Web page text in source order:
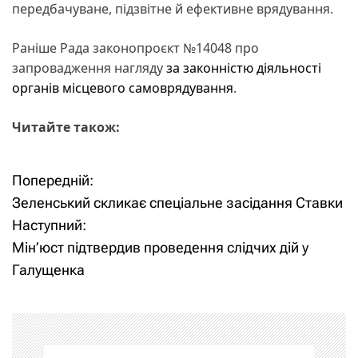
передбачуване, підзвітне й ефективне врядування.
Раніше Рада законопроєкт №14048 про
запровадження наглядуза законністю діяльності
органів місцевого самоврядування.
Читайте також:
Н
а
в
г
Попередній:
Зеленський скликає спеціальне засідання Ставки
Наступний:
Мін’юст підтвердив проведення слідчих дій у
Галущенка